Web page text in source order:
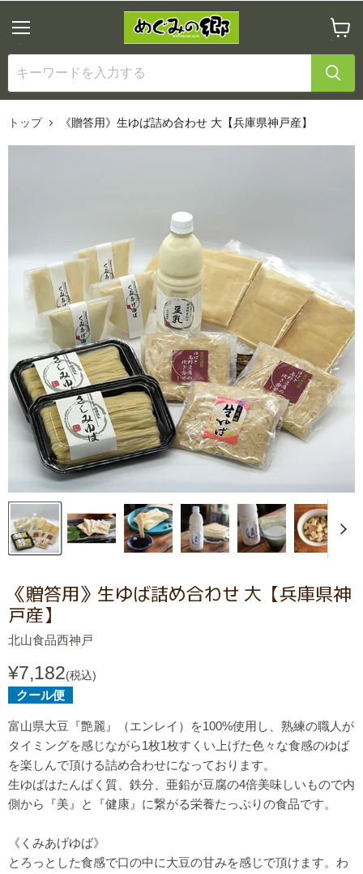
ニ
ュ
ー
ー
ト
を
見
トップ
《贈答用》生ゆば詰め合わせ 大【兵庫県神戸産】
《贈答用》生ゆば詰め合わせ 大【兵庫県神
戸産】
北山食品西神戸
¥7,182(税込)
クール便
富山県大豆『艶麗』（エンレイ）を100%使用し、熟練の職人が
タイミングを感じながら1枚1枚すくい上げた色々な食感のゆば
を楽しんで頂ける詰め合わせになっております。
生ゆばはたんぱく質、鉄分、亜鉛が豆腐の4倍美味しいもので内
側から『美』と『健康』に繋がる栄養たっぷりの食品です。
《くみあげゆば》
とろっとした食感で口の中に大豆の甘みを感じで頂けます。わ